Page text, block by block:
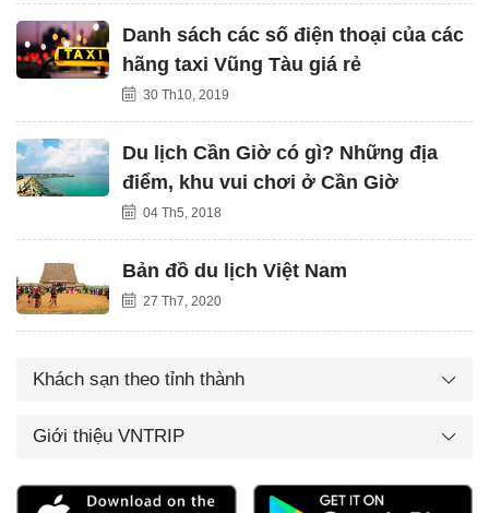
Danh sách các số điện thoại của các
hãng taxi Vũng Tàu giá rẻ
30 Th10, 2019
Du lịch Cần Giờ có gì? Những địa
điểm, khu vui chơi ở Cần Giờ
04 Th5, 2018
Bản đồ du lịch Việt Nam
27 Th7, 2020
Khách sạn theo tỉnh thành
Giới thiệu VNTRIP